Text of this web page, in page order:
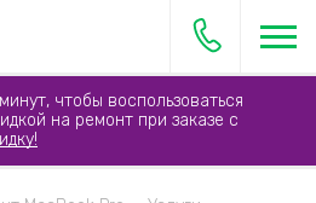
чтобы воспользоваться
на ремонт при заказе с